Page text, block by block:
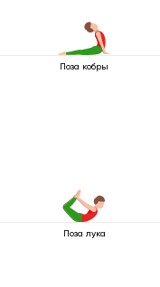
Поза кобры
Поза лука